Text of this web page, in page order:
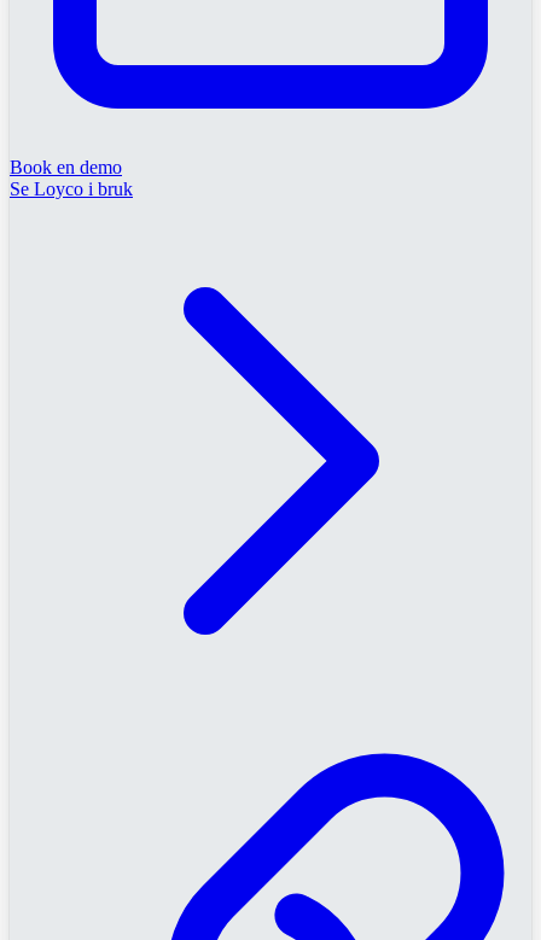
Book en demo
Se Loyco i bruk